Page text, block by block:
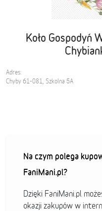
Koło Gospodyń
Adres:
Chyby 61-081, Szkolna 5A
Na czym polega
FaniMani.pl?
Dzięki FaniMani.pl
okazji zakupów w